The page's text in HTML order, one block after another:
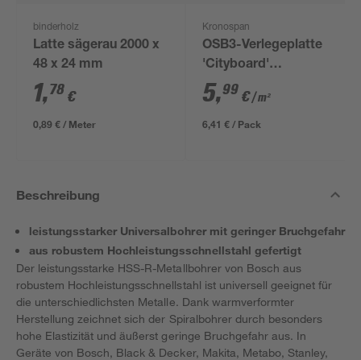
binderholz
Latte sägerau 2000 x
48 x 24 mm
1,78 €
0,89 € / Meter
Kronospan
OSB3-Verlegeplatte
'Cityboard'
ungeschliffen 1690 x
634 x 12 mm
5,99 €/ m²
6,41 € / Pack
Beschreibung
leistungsstarker Universalbohrer mit geringer Bruchgefahr
aus robustem Hochleistungsschnellstahl gefertigt
Der leistungsstarke HSS-R-Metallbohrer von Bosch aus
robustem Hochleistungsschnellstahl ist universell geeignet für
die unterschiedlichsten Metalle. Dank warmverformter
Herstellung zeichnet sich der Spiralbohrer durch besonders
hohe Elastizität und äußerst geringe Bruchgefahr aus. In
Geräte von Bosch, Black & Decker, Makita, Metabo, Stanley,